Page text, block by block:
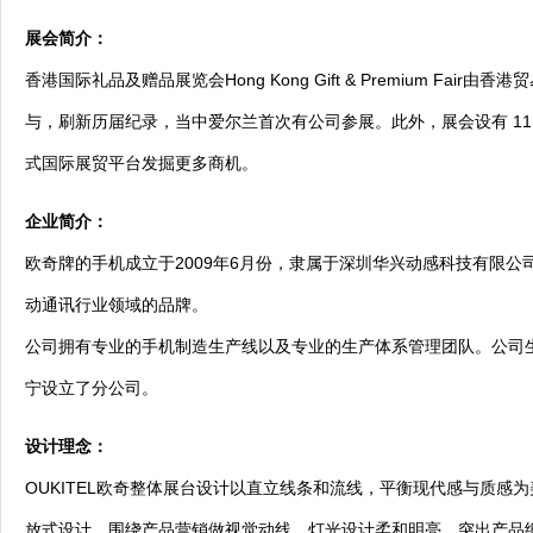
展会简介：
香港国际礼品及赠品展览会Hong Kong Gift & Premium Fair由香港
与，刷新历届纪录，当中爱尔兰首次有公司参展。此外，展会设有
式国际展贸平台发掘更多商机。
企业简介：
欧奇牌的手机成立于2009年6月份，隶属于深圳华兴动感科技有限
动通讯行业领域的品牌。
公司拥有专业的手机制造生产线以及专业的生产体系管理团队。公
宁设立了分公司。
设计理念：
OUKITEL欧奇整体展台设计以直立线条和流线，平衡现代感与质感